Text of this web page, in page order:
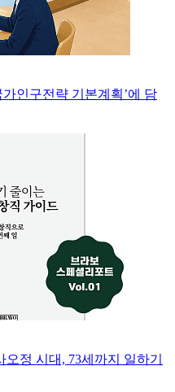
인구전략 기본계획’에 담
오정 시대, 73세까지 일하기